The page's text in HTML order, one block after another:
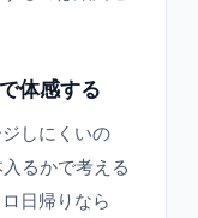
体感する
しにくいの
るかで考える
日帰りなら